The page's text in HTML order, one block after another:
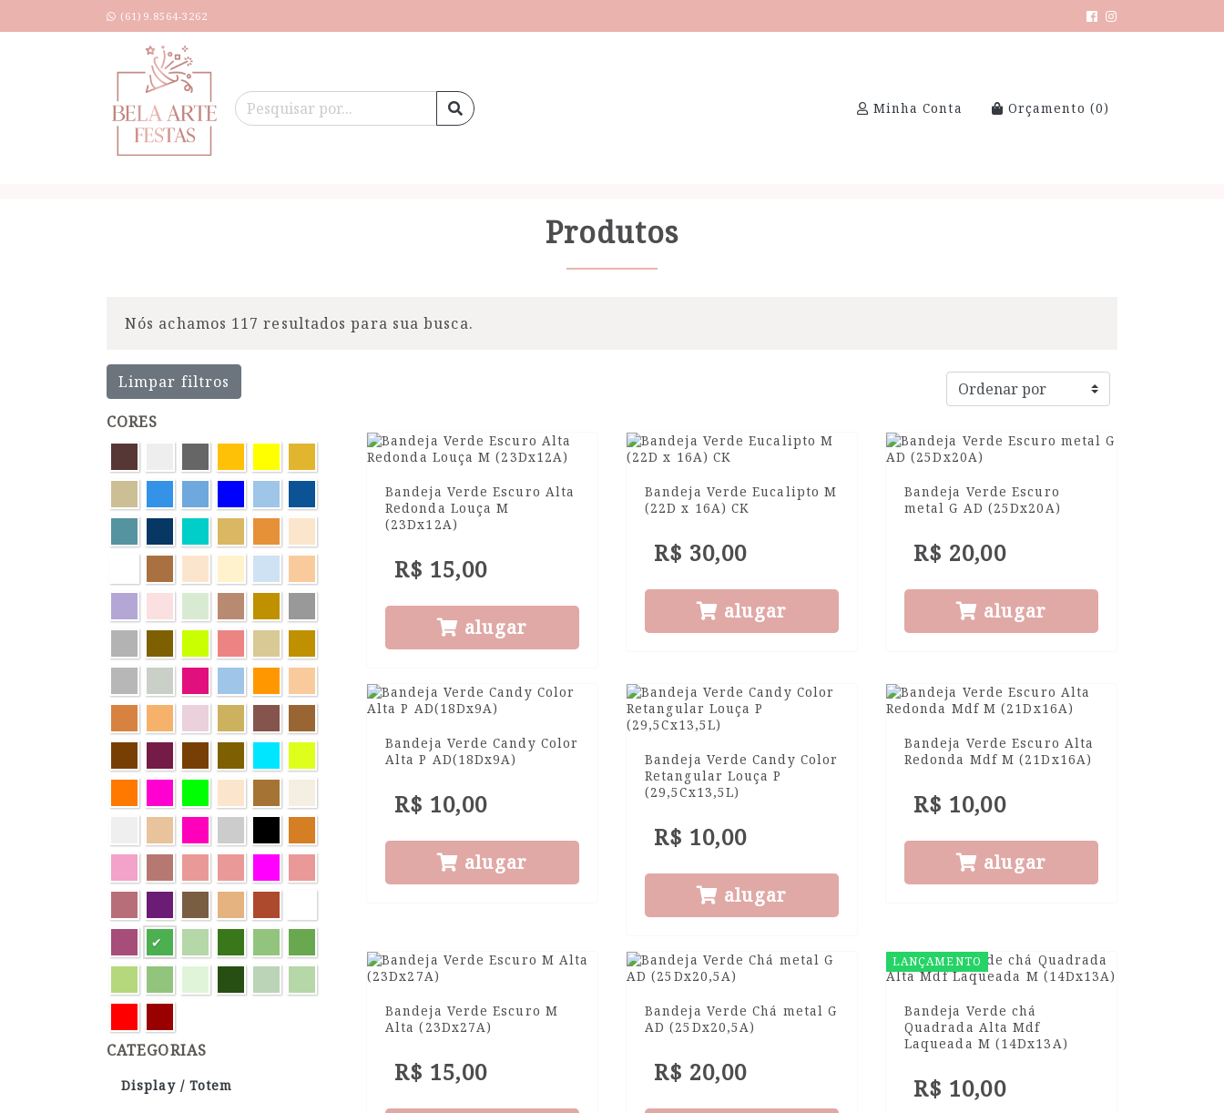
(61)9.8564-3262
Minha Conta Orçamento (0)
Produtos
Nós achamos 117 resultados para sua busca.
Limpar filtros
CORES
CATEGORIAS
Display / Totem
Bandeja Verde Escuro Alta
Redonda Louça M
(23Dx12A)
R$ 15,00
alugar
Bandeja Verde Eucalipto M
(22D x 16A) CK
R$ 30,00
alugar
Bandeja Verde Escuro
metal G AD (25Dx20A)
R$ 20,00
alugar
Bandeja Verde Candy Color
Alta P AD(18Dx9A)
R$ 10,00
alugar
Bandeja Verde Candy Color
Retangular Louça P
(29,5Cx13,5L)
R$ 10,00
alugar
Bandeja Verde Escuro Alta
Redonda Mdf M (21Dx16A)
R$ 10,00
alugar
Bandeja Verde Escuro M
Alta (23Dx27A)
R$ 15,00
Bandeja Verde Chá metal G
AD (25Dx20,5A)
R$ 20,00
LANÇAMENTO
Bandeja Verde chá
Quadrada Alta Mdf
Laqueada M (14Dx13A)
R$ 10,00